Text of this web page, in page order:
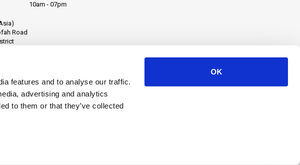
features and to analyse our traffic.
advertising and analytics
to them or that they’ve collected
OK
10am - 07pm
Road